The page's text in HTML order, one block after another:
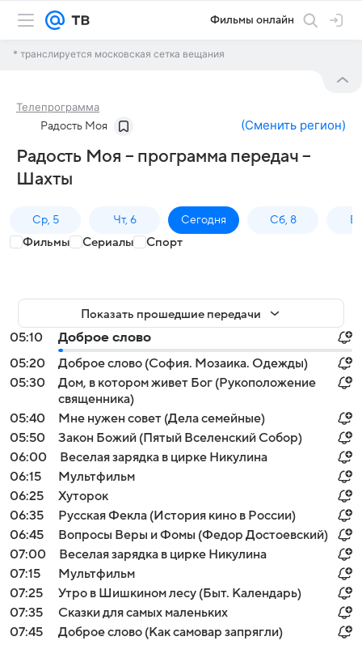
Фильмы онлайн
* транслируется московская сетка вещания
Телепрограмма
Радость Моя (Сменить регион)
Радость Моя – программа передач –
Шахты
Ср, 5 Чт, 6 Сегодня Сб, 8
Фильмы Сериалы Спорт
Показать прошедшие передачи
05:10
Доброе слово
05:20
Доброе слово (София. Мозаика. Одежды)
05:30
Дом, в котором живет Бог (Рукоположение
священника)
05:40
Мне нужен совет (Дела семейные)
05:50
Закон Божий (Пятый Вселенский Собор)
06:00
Веселая зарядка в цирке Никулина
06:15
Мультфильм
06:25
Хуторок
06:35
Русская Фекла (История кино в России)
06:45
Вопросы Веры и Фомы (Федор Достоевский)
07:00
Веселая зарядка в цирке Никулина
07:15
Мультфильм
07:25
Утро в Шишкином лесу (Быт. Календарь)
07:35
Сказки для самых маленьких
07:45
Доброе слово (Как самовар запрягли)